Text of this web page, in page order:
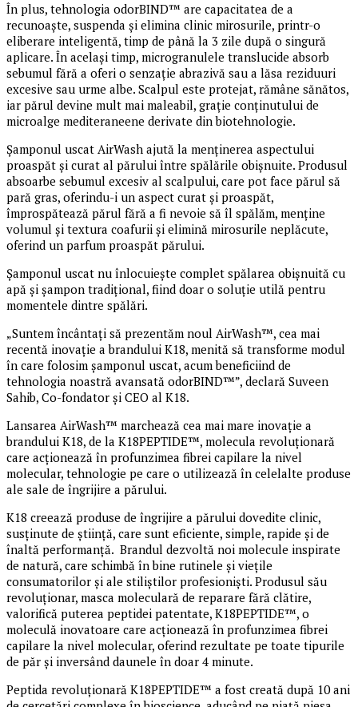
În plus, tehnologia odorBIND™ are capacitatea de a
recunoaște, suspenda și elimina clinic mirosurile, printr-o
eliberare inteligentă, timp de până la 3 zile după o singură
aplicare. În același timp, microgranulele translucide absorb
sebumul fără a oferi o senzație abrazivă sau a lăsa reziduuri
excesive sau urme albe. Scalpul este protejat, rămâne sănătos,
iar părul devine mult mai maleabil, grație conținutului de
microalge mediteraneene derivate din biotehnologie.
Șamponul uscat AirWash ajută la menținerea aspectului
proaspăt și curat al părului între spălările obișnuite. Produsul
absoarbe sebumul excesiv al scalpului, care pot face părul să
pară gras, oferindu-i un aspect curat și proaspăt,
împrospătează părul fără a fi nevoie să îl spălăm, menține
volumul și textura coafurii și elimină mirosurile neplăcute,
oferind un parfum proaspăt părului.
Șamponul uscat nu înlocuiește complet spălarea obișnuită cu
apă și șampon tradițional, fiind doar o soluție utilă pentru
momentele dintre spălări.
„Suntem încântați să prezentăm noul AirWash™, cea mai
recentă inovație a brandului K18, menită să transforme modul
în care folosim șamponul uscat, acum beneficiind de
tehnologia noastră avansată odorBIND™”, declară Suveen
Sahib, Co-fondator și CEO al K18.
Lansarea AirWash™ marchează cea mai mare inovație a
brandului K18, de la K18PEPTIDE™, molecula revoluționară
care acționează în profunzimea fibrei capilare la nivel
molecular, tehnologie pe care o utilizează în celelalte produse
ale sale de îngrijire a părului.
K18 creează produse de îngrijire a părului dovedite clinic,
susținute de știință, care sunt eficiente, simple, rapide și de
înaltă performanță. Brandul dezvoltă noi molecule inspirate
de natură, care schimbă în bine rutinele și viețile
consumatorilor și ale stiliștilor profesioniști. Produsul său
revoluționar, masca moleculară de reparare fără clătire,
valorifică puterea peptidei patentate, K18PEPTIDE™, o
moleculă inovatoare care acționează în profunzimea fibrei
capilare la nivel molecular, oferind rezultate pe toate tipurile
de păr și inversând daunele în doar 4 minute.
Peptida revoluționară K18PEPTIDE™ a fost creată după 10 ani